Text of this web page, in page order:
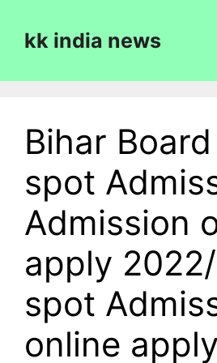
contentkk india news
Bihar Board
spot
Admission
apply
spot
online